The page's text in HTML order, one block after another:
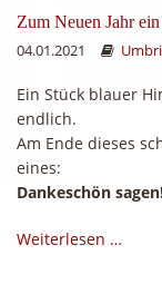
Zum Neuen Jahr
04.01.2021
Ein Stück blauer
endlich.
Am Ende dieses
eines:
Dankeschön
Weiterlesen …